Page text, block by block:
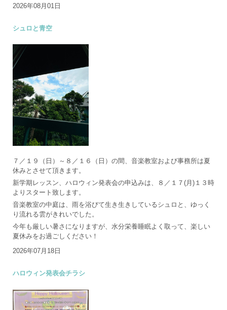
2026年08月01日
シュロと青空
７／１９（日）～８／１６（日）の間、音楽教室および事務所は夏
休みとさせて頂きます。
新学期レッスン、ハロウィン発表会の申込みは、８／１７(月)１３時
よりスタート致します。
音楽教室の中庭は、雨を浴びて生き生きしているシュロと、ゆっく
り流れる雲がきれいでした。
今年も厳しい暑さになりますが、水分栄養睡眠よく取って、楽しい
夏休みをお過ごしください！
2026年07月18日
ハロウィン発表会チラシ